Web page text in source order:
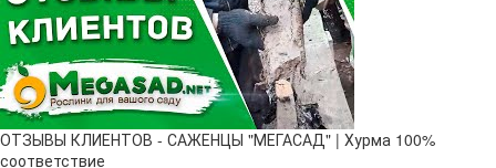
ОТЗЫВЫ КЛИЕНТОВ - САЖЕНЦЫ "МЕГАСАД" | Хурма 100%
соответствие